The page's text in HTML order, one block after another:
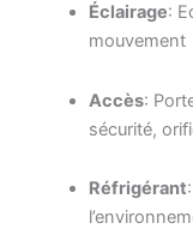
Éclairage:
mouvement
Accès:
sécurité,
Réfrigérant